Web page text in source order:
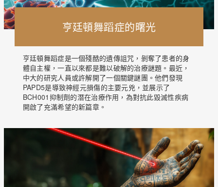
亨廷頓舞蹈症的曙光
亨廷頓舞蹈症是一個殘酷的遺傳詛咒，剝奪了患者的身
體自主權，一直以來都是難以破解的治療謎題。最近，
中大的研究人員或許解開了一個關鍵謎團。他們發現
PAPD5是導致神經元損傷的主要元兇，並展示了
BCH001抑制劑的潛在治療作用，為對抗此毀滅性疾病
開啟了充滿希望的新篇章。